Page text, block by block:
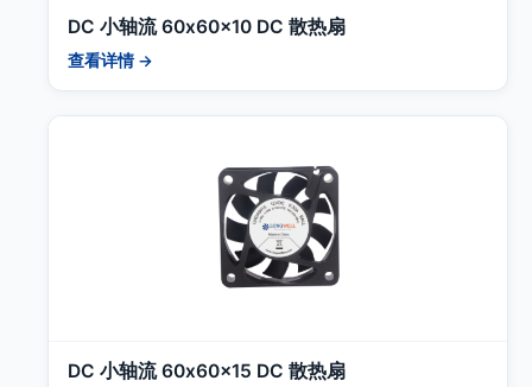
DC 小轴流 60x60x10 DC 散热扇
查看详情 →
DC 小轴流 60x60x15 DC 散热扇